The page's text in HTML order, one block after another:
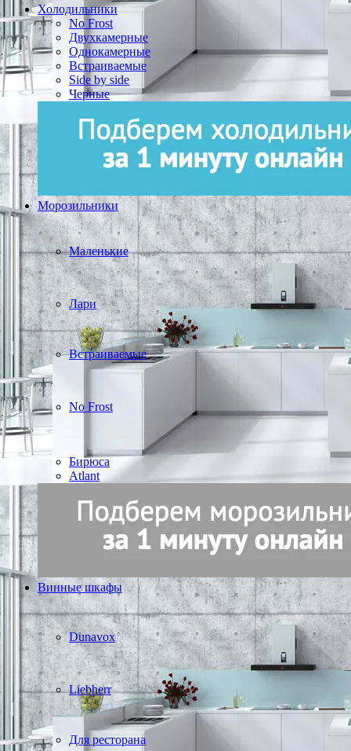
Холодильники
No Frost
Двухкамерные
Однокамерные
Встраиваемые
Side by side
Черные
Морозильники
Маленькие
Лари
Встраиваемые
No Frost
Бирюса
Atlant
Винные шкафы
Dunavox
Liebherr
Для ресторана